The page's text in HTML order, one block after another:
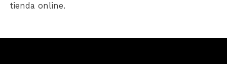
tienda online.